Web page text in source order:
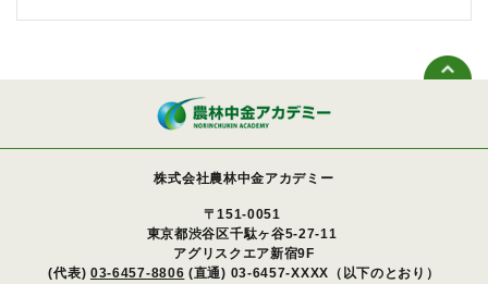
株式会社農林中金アカデミー
〒151-0051
東京都渋谷区千駄ヶ谷5-27-11
アグリスクエア新宿9F
(代表) 03-6457-8806 (直通) 03-6457-XXXX（以下のとおり）